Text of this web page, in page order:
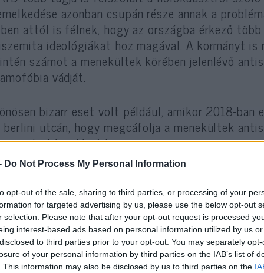
Do Not Process My Personal Information
opt-out of the sale, sharing to third parties, or processing of your
for targeted advertising by us, please use the below opt-out
selection. Please note that after your opt-out request is processed
interest-based ads based on personal information utilized by us
to third parties prior to your opt-out. You may separately
of your personal information by third parties on the IAB’s list of
This information may also be disclosed by us to third parties on the
azonban csupán része annak a
attól is félnek, hogy az országba érkező
ideológiákat hoz magával. A kormányt is
számot a menekültek körében jelenlévő
vádját.
bizarr eset volt például, amikor 2018-
berlini utcán, hogy megcáfolja a menekültek
támadás érte.
es hallei zsinagóga elleni támadás mögött
A terrortámadásban két járókelő is meghalt.
véleménye miatt, és az utcákon is
antináci oktatás ellenére is. Ezen felül arról
a rendőri erők közé is beszivárogtak.